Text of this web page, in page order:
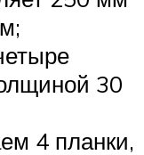
30
4 планки,